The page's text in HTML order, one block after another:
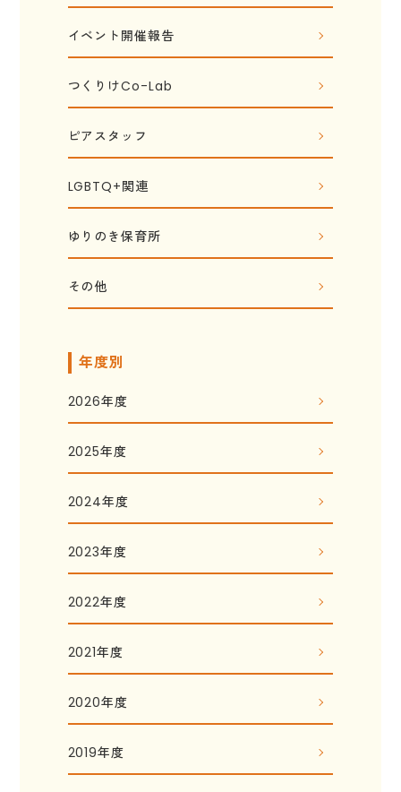
イベント開催報告
つくりけCo-Lab
ピアスタッフ
LGBTQ+関連
ゆりのき保育所
その他
年度別
2026年度
2025年度
2024年度
2023年度
2022年度
2021年度
2020年度
2019年度